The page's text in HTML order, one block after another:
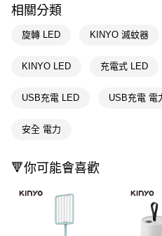
【「AFTEE先享後付」結帳流程】
結帳頁面，進行簡訊認證並確認金額後
ATM／網路銀行／等多元方式進行付款
購買商品的店家。未經商家同意取消
是否繳費成功／繳費後需取消欲退款
【注意事項】
易，需依本服務之必要範圍內提供個
權轉讓予恩沛科技股份有限公司。
２．關於個人資料處理事宜，請瀏覽
每筆NT$65，滿NT$390(含以上)免
付款後全家取貨
每筆NT$65，滿NT$490(含以上)免
7-11取貨付款
付款後7-11取貨
相關分類
旋轉 LED KINYO 滅蚊器
KINYO LED 充電式 LED
USB充電 LED USB充電 電
安全 電力
🔻你可能會喜歡